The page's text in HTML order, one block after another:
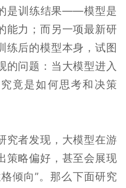
是训练结果——模型是
能力；而另一项最新研
练后的模型本身，试图
的问题：当大模型进入
竟是如何思考和决策
究者发现，大模型在游
策略偏好，甚至会展现
倾向”。那么下面研究